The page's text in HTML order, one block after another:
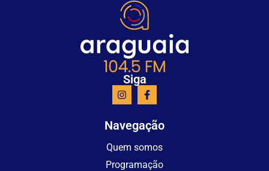
Siga
Navegação
Quem somos
Programação